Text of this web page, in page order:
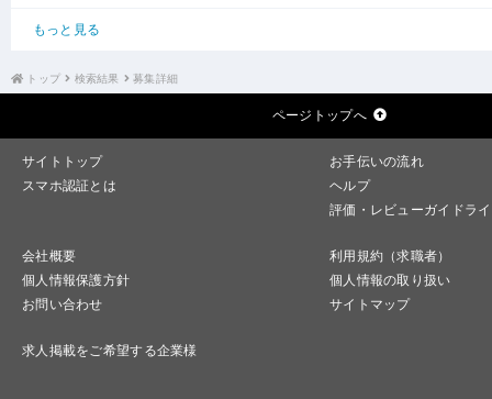
もっと見る
トップ 検索結果 募集詳細
ページトップへ
サイトトップ
お手伝いの流れ
スマホ認証とは
ヘルプ
評価・レビューガイドラ
会社概要
利用規約（求職者）
個人情報保護方針
個人情報の取り扱い
お問い合わせ
サイトマップ
求人掲載をご希望する企業様